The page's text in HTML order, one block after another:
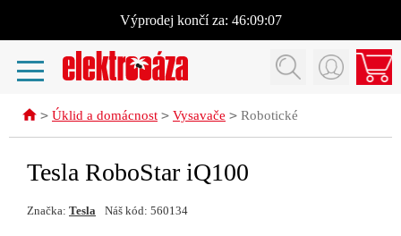
Výprodej končí za: 46:09:07
> Úklid a domácnost > Vysavače > Robotické
Tesla RoboStar iQ100
Značka: Tesla Náš kód: 560134